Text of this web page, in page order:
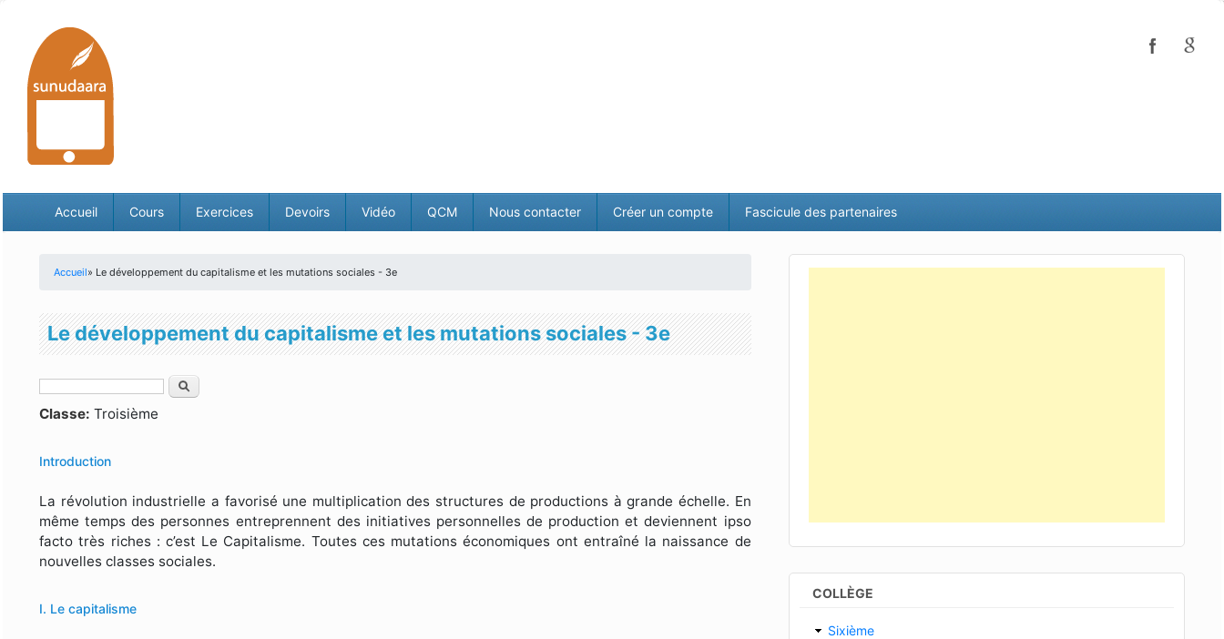
Accueil Cours Exercices Devoirs Vidéo QCM Nous contacter Créer un compte Fascicule des partenaires
Accueil» Le développement du capitalisme et les mutations sociales - 3e
Le développement du capitalisme et les mutations sociales - 3e
Formulaire de recherche
Rechercher
Classe:Troisième
Introduction
La révolution industrielle a favorisé une multiplication des structures de productions à grande échelle. En
même temps des personnes entreprennent des initiatives personnelles de production et deviennent ipso
facto très riches : c’est Le Capitalisme. Toutes ces mutations économiques ont entraîné la naissance de
nouvelles classes sociales.
I. Le capitalisme
COLLÈGE
Sixième